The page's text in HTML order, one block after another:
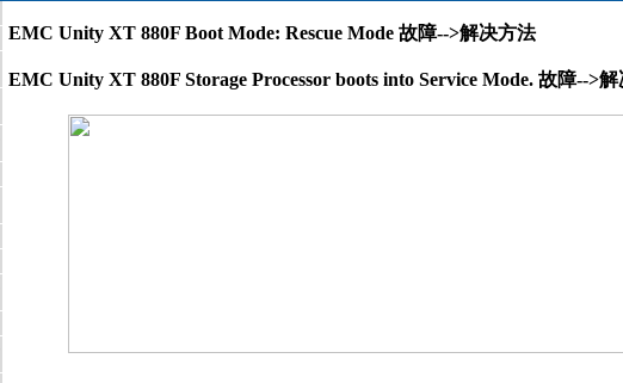
EMC Unity XT 880F Boot Mode: Rescue Mode 故障-->解决方法
EMC Unity XT 880F Storage Processor boots into Service Mode. 故障-->